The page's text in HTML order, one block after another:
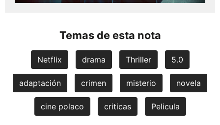
Temas de esta nota
Netflix drama Thriller 5.0
adaptación crimen misterio novela
cine polaco criticas Pelicula